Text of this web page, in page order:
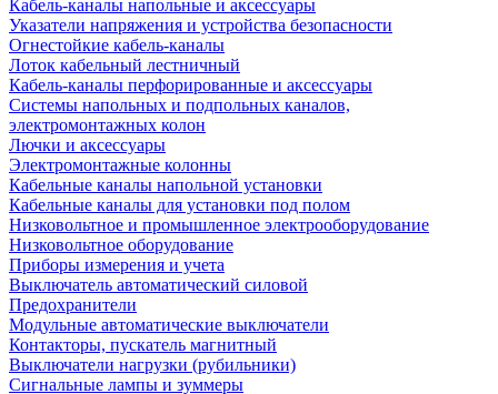
Кабель-каналы напольные и аксессуары
Указатели напряжения и устройства безопасности
Огнестойкие кабель-каналы
Лоток кабельный лестничный
Кабель-каналы перфорированные и аксессуары
Системы напольных и подпольных каналов,
электромонтажных колон
Лючки и аксессуары
Электромонтажные колонны
Кабельные каналы напольной установки
Кабельные каналы для установки под полом
Низковольтное и промышленное электрооборудование
Низковольтное оборудование
Приборы измерения и учета
Выключатель автоматический силовой
Предохранители
Модульные автоматические выключатели
Контакторы, пускатель магнитный
Выключатели нагрузки (рубильники)
Сигнальные лампы и зуммеры